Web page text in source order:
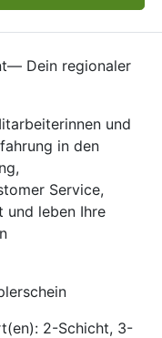
Dein regionaler
und
in den
Service,
und leben Ihre
2-Schicht, 3-